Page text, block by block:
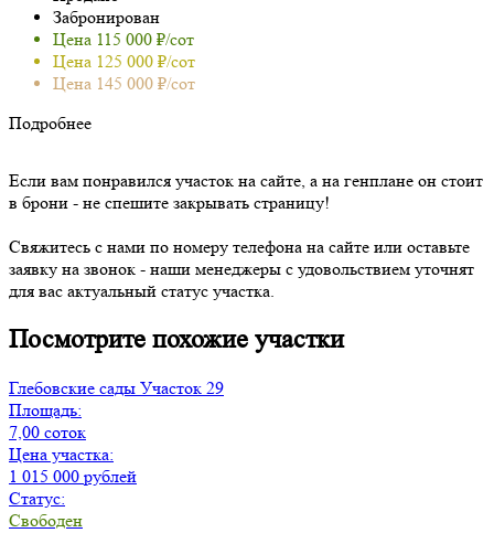
Забронирован
Цена 115 000 ₽/сот
Цена 125 000 ₽/сот
Цена 145 000 ₽/сот
Подробнее
Если вам понравился участок на сайте, а на генплане он стоит
в брони - не спешите закрывать страницу!
Свяжитесь с нами по номеру телефона на сайте или оставьте
заявку на звонок - наши менеджеры с удовольствием уточнят
для вас актуальный статус участка.
Посмотрите похожие участки
Глебовские сады Участок 29
Площадь:
7,00 соток
Цена участка:
1 015 000 рублей
Статус:
Свободен